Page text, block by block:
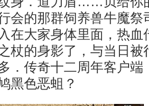
会的那群饲养兽牛魔祭
在大家身体里面，热血
杖的身影了，与当日被
．传奇十二周年客户端
黑色恶蛆？